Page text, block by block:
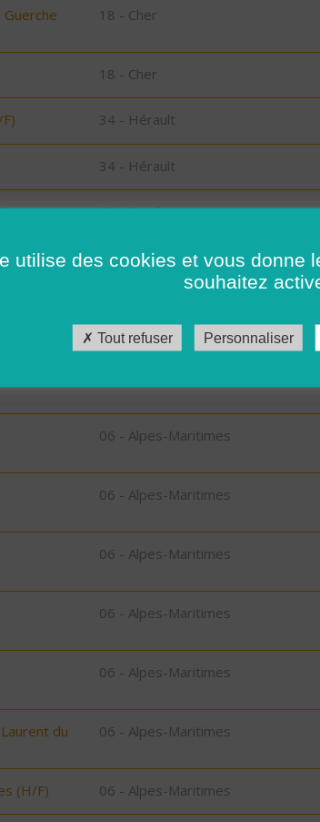
18 - Cher
18 - Cher
34 - Hérault
34 - Hérault
19 - Corrèze
Temps
41 - Loir-et-Cher
-
(H/F)
06 - Alpes-Maritimes
06 - Alpes-Maritimes
06 - Alpes-Maritimes
06 - Alpes-Maritimes
06 - Alpes-Maritimes
du
06 - Alpes-Maritimes
(H/F) 06 - Alpes-Maritimes
utilise des cookies et vous donne
souhaitez
Tout refuser Personnaliser